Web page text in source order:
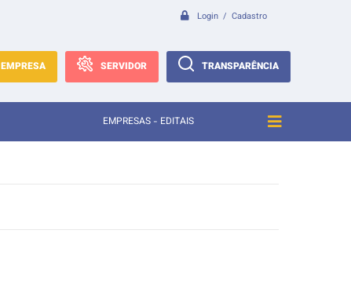
Login / Cadastro
EMPRESA SERVIDOR TRANSPARÊNCIA
EMPRESAS - EDITAIS